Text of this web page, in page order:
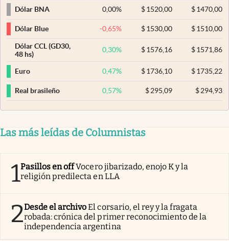
Dólar BNA
0,00% $ 1520,00 $1470,00
Dólar Blue -0,65% $ 1530,00 $1510,00
Dólar CCL (GD30,
48 hs)
0,30% $ 1576,16 $1571,86
Euro 0,47% $ 1736,10 $1735,22
Real brasileño 0,57% $ 295,09 $294,93
Las más leídas de Columnistas
1Pasillos en offVocero jibarizado, enojo K y la
religión predilecta en LLA
2Desde el archivoEl corsario, el rey y la fragata
robada: crónica del primer reconocimiento de la
independencia argentina